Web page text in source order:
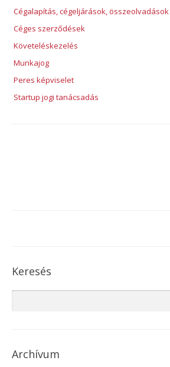
Cégalapítás, cégeljárások, összeolvadások
Céges szerződések
Követeléskezelés
Munkajog
Peres képviselet
Startup jogi tanácsadás
Keresés
Archívum